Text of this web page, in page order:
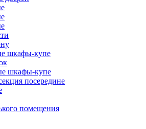
шкафы-купе
шкафы-купе
посередине
помещения